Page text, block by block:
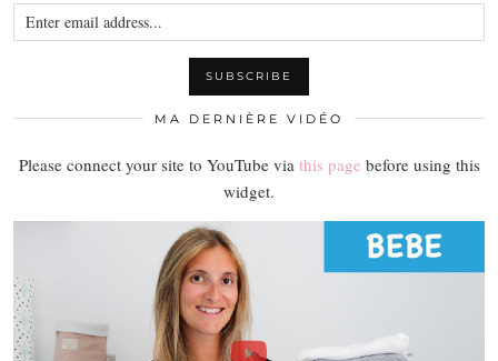
MA DERNIÈRE VIDÉO
Please connect your site to YouTube via this page before using this
widget.